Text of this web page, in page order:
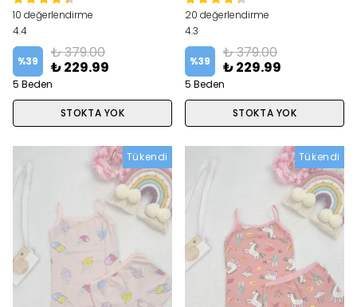
10 değerlendirme
4.4
%39
₺ 379.00
₺ 229.99
5 Beden
STOKTA YOK
20 değerlendirme
4.3
%39
₺ 379.00
₺ 229.99
5 Beden
STOKTA YOK
Tükendi Tükendi